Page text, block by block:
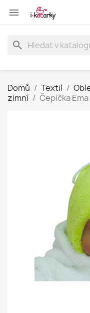

search
Domů Textil
zimní
Čepička